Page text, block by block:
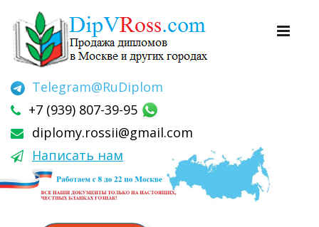
Telegram@RuDiplom
+7 (939) 807-39-95
diplomy.rossii@gmail.com
Написать нам